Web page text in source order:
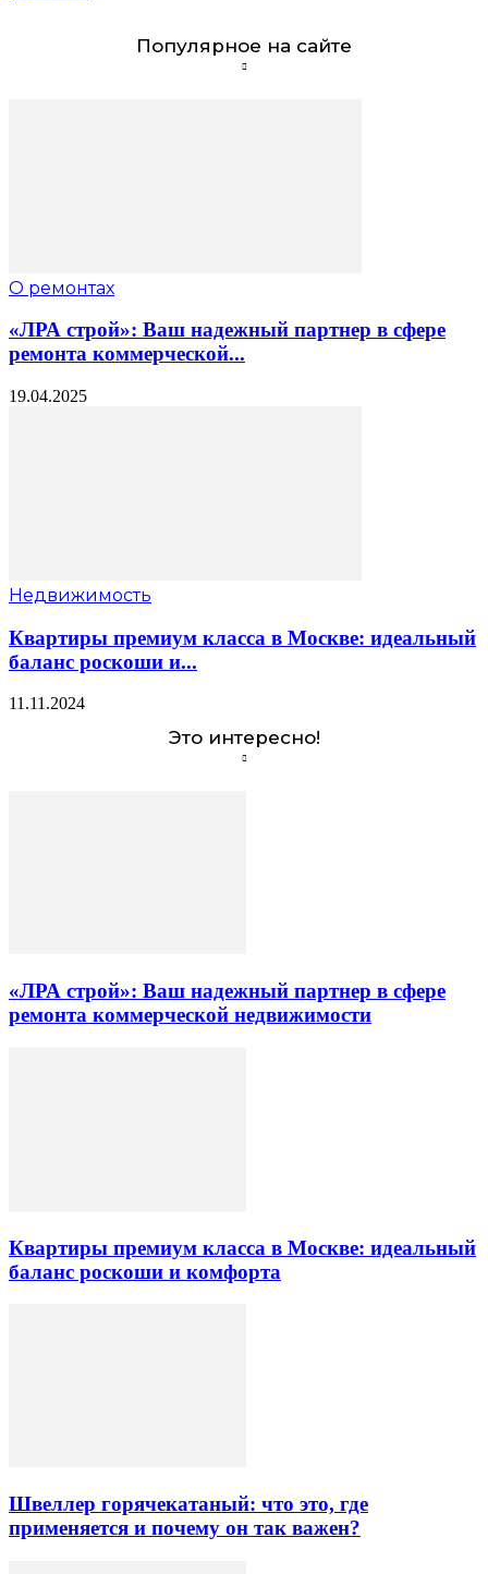
Популярное на сайте
О ремонтах
«ЛРА строй»: Ваш надежный партнер в сфере
ремонта коммерческой...
19.04.2025
Недвижимость
Квартиры премиум класса в Москве: идеальный
баланс роскоши и...
11.11.2024
Это интересно!
«ЛРА строй»: Ваш надежный партнер в сфере
ремонта коммерческой недвижимости
Квартиры премиум класса в Москве: идеальный
баланс роскоши и комфорта
Швеллер горячекатаный: что это, где
применяется и почему он так важен?